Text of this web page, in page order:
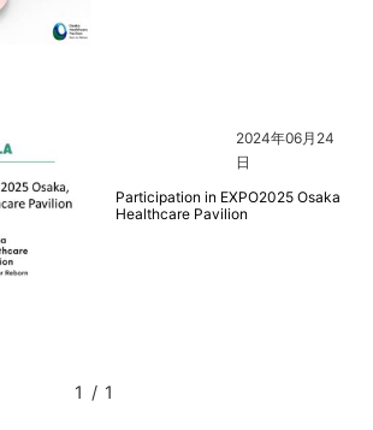
2024年06月24
日
Participation in EXPO2025 Osaka
Healthcare Pavilion
1 / 1